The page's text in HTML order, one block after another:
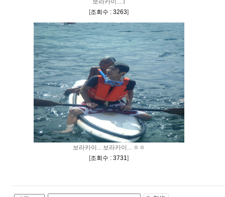
보라카이....1
[조회수 : 3263]
보라카이... 보라카이... ㅎㅎ
[조회수 : 3731]